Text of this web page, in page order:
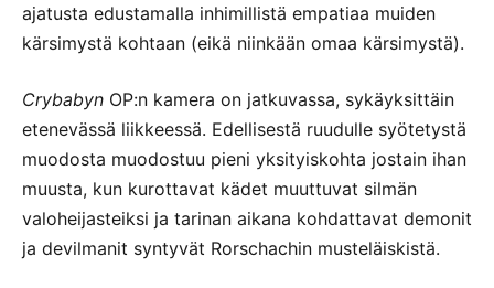
ajatusta edustamalla inhimillistä empatiaa muiden
kärsimystä kohtaan (eikä niinkään omaa kärsimystä).
Crybabyn OP:n kamera on jatkuvassa, sykäyksittäin
etenevässä liikkeessä. Edellisestä ruudulle syötetystä
muodosta muodostuu pieni yksityiskohta jostain ihan
muusta, kun kurottavat kädet muuttuvat silmän
valoheijasteiksi ja tarinan aikana kohdattavat demonit
ja devilmanit syntyvät Rorschachin musteläiskistä.